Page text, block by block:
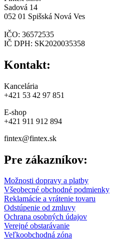
Sadová 14
052 01 Spišská Nová Ves
IČO: 36572535
IČ DPH: SK2020035358
Kontakt:
Kancelária
+421 53 42 97 851
E-shop
+421 911 912 894
fintex@fintex.sk
Pre zákazníkov:
Možnosti dopravy a platby
Všeobecné obchodné podmienky
Reklamácie a vrátenie tovaru
Odstúpenie od zmluvy
Ochrana osobných údajov
Verejné obstarávanie
Veľkoobchodná zóna